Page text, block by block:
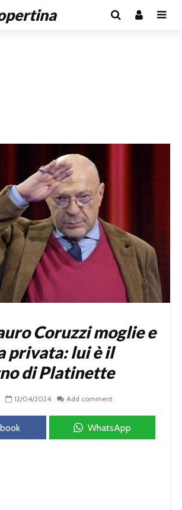
Coruzzi moglie e
privata: lui è il
di Platinette
12/04/2024 Add comment
WhatsApp